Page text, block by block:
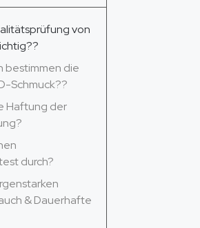
von
bestimmen die
Schmuck??
Haftung der
durch?
& Dauerhafte